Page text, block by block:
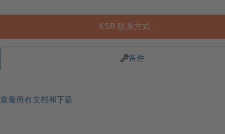
KSB 联系方式
备件
查看所有文档和下载